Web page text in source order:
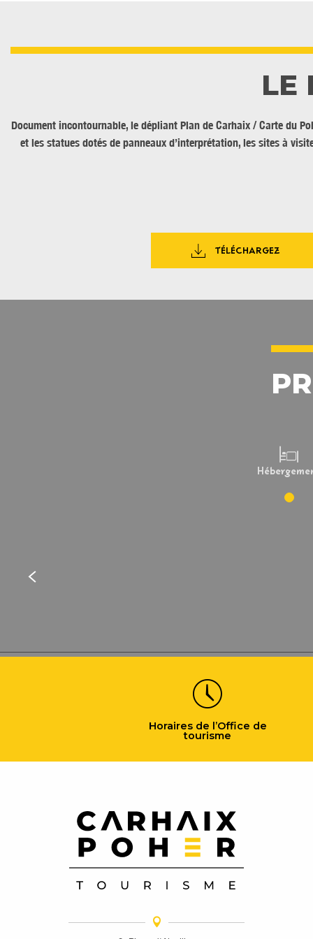
LE
Document incontournable, le dépliant Plan de Carhaix / Carte du
et les statues dotés de panneaux d’interprétation, les sites à
TÉLÉCHARGEZ
Horaires de l’Office de
tourisme